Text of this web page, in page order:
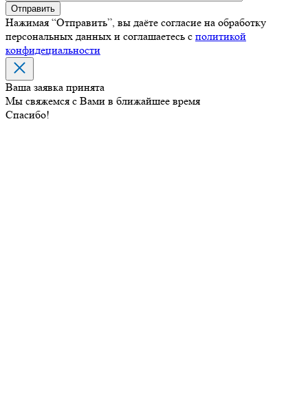
Нажимая “Отправить”, вы даёте согласие на обработку
персональных данных и соглашаетесь с политикой
конфидециальности
Ваша заявка принята
Мы свяжемся с Вами в ближайшее время
Спасибо!